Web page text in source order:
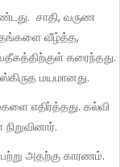
வீழ்த்த,
கரைந்தது.
மயமானது.